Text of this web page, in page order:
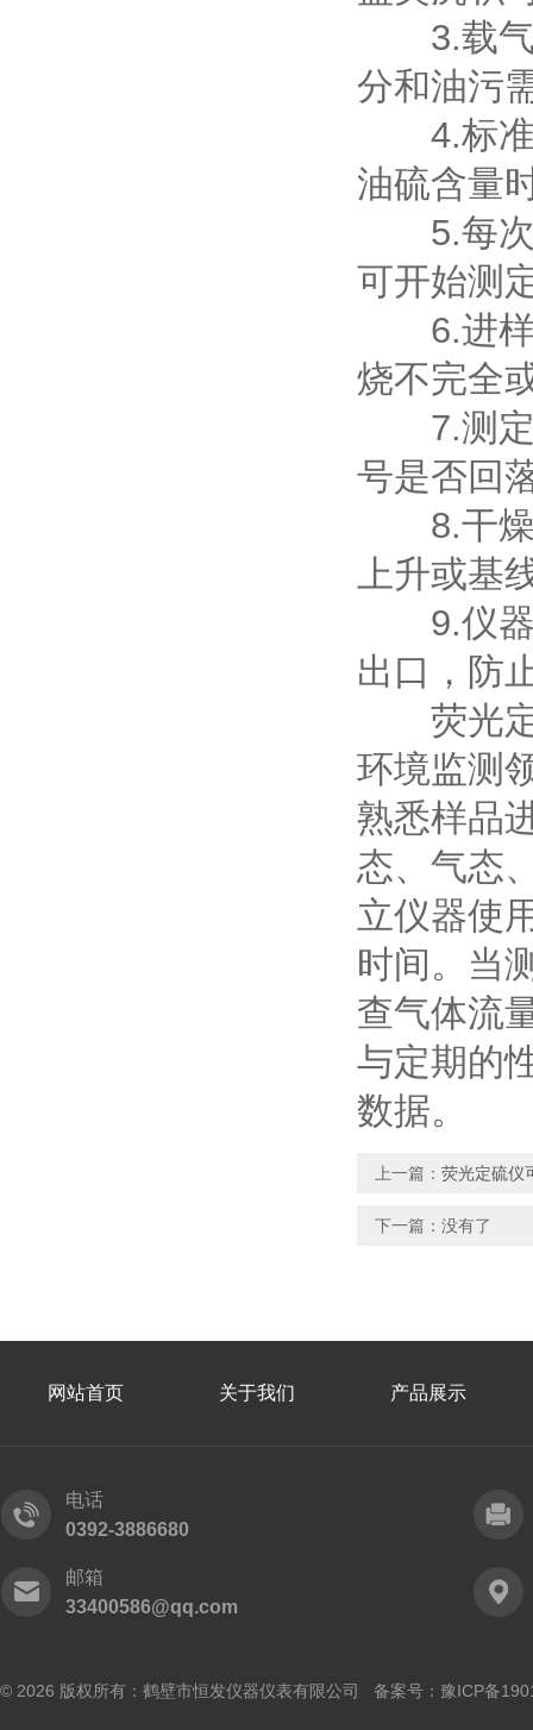
3.载气
分和油污
4.标准
油硫含量
5.每次
可开始测
6.进样
烧不完全
7.测定
号是否回
8.干燥
上升或基
9.仪器
出口，防
荧光定
环境监测
熟悉样品
态、气态
立仪器使
时间。当
查气体流
与定期的
数据。
上一篇： 荧光定硫仪
下一篇：没有了
网站首页 关于我们 产品展示
电话
0392-3886680
邮箱
33400586@qq.com
© 2026 版权所有：鹤壁市恒发仪器仪表有限公司 备案号： 豫ICP备